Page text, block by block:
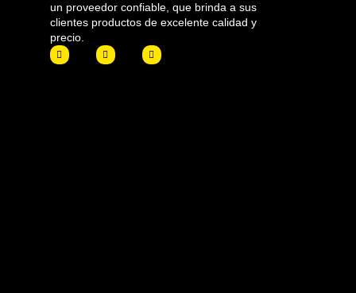
un proveedor confiable, que brinda a sus
clientes productos de excelente calidad y
precio.
F
a
c
I
n
s
L
i
n